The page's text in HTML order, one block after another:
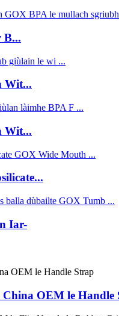
B...
Wit...
Wit...
Iar-
OEM le Handle